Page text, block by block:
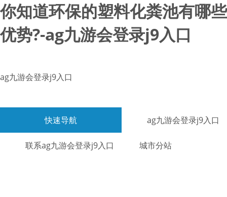
你知道环保的塑料化粪池有哪些
优势?-ag九游会登录j9入口
ag九游会登录j9入口
快速导航 ag九游会登录j9入口
联系ag九游会登录j9入口 城市分站